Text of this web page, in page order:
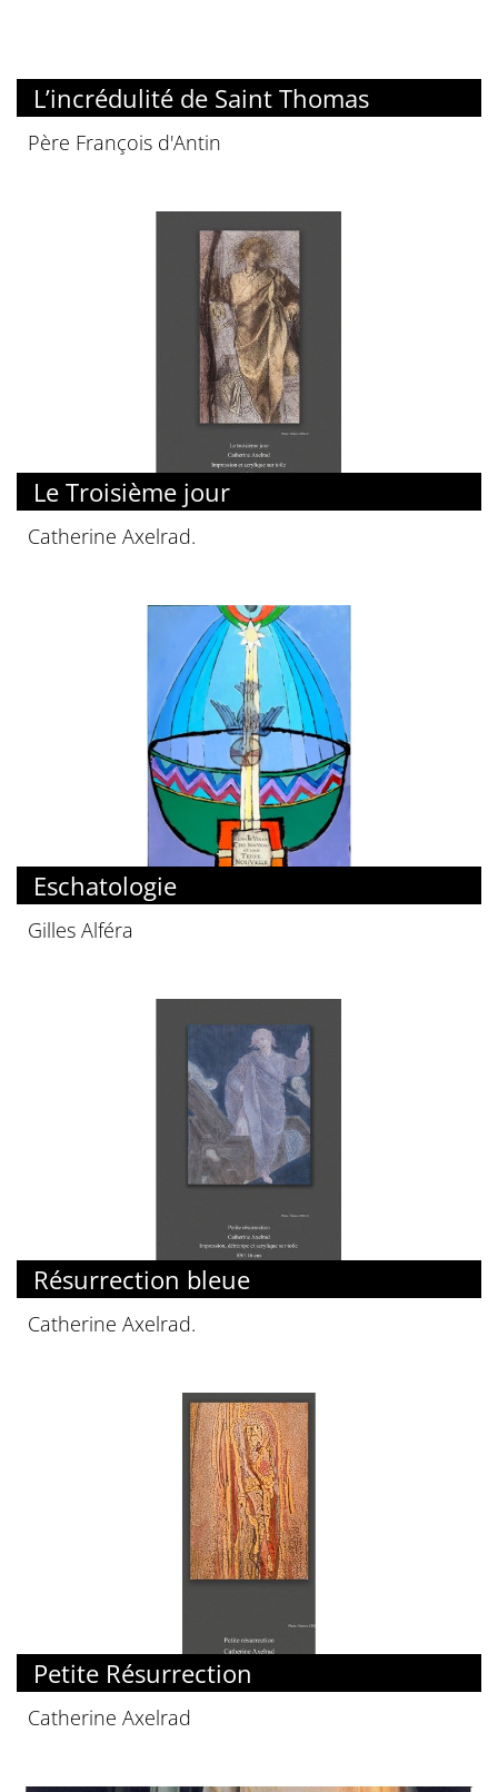
L’incrédulité de Saint Thomas
Père François d'Antin
Le Troisième jour
Catherine Axelrad.
Eschatologie
Gilles Alféra
Résurrection bleue
Catherine Axelrad.
Petite Résurrection
Catherine Axelrad